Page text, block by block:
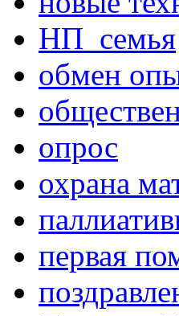
НП_семья
обмен
опрос
охрана
первая